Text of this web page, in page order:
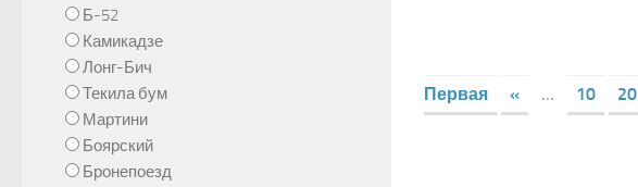
Первая
« ... 10 20
Б-52
Камикадзе
Лонг-Бич
Текила бум
Мартини
Боярский
Бронепоезд